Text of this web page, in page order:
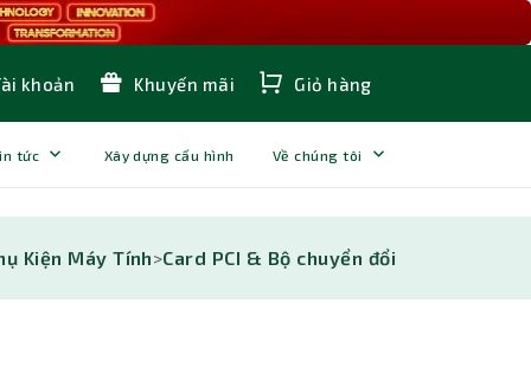
khoản Khuyến mãi Giỏ hàng
tức Xây dựng cấu hình Về chúng tôi
Kiện Máy Tính>Card PCI & Bộ chuyển đổi